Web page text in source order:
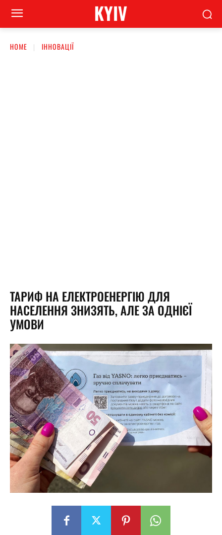
KYIV
HOME ІННОВАЦІЇ
ТАРИФ НА ЕЛЕКТРОЕНЕРГІЮ ДЛЯ
НАСЕЛЕННЯ ЗНИЗЯТЬ, АЛЕ ЗА ОДНІЄЇ
УМОВИ